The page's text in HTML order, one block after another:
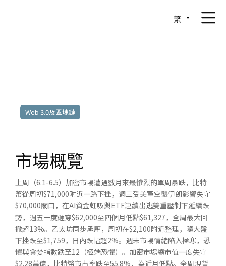
繁
Web 3.0及區塊鏈
市場概覽
上周（6.1-6.5）加密市場遭遇數月來最慘烈的單周暴跌，比特
幣從周初$71,000附近一路下挫，週三受美軍空襲伊朗影響失守
$70,000關口，在AI資金虹吸與ETF連續出逃雙重壓制下延續跌
勢，週五一度砸穿$62,000至四個月低點$61,327，全周最大回
撤超13%。乙太坊同步承壓，周初在$2,100附近整理，隨大盤
下挫跌至$1,759，日內跌幅超2%。週末市場情緒陷入極寒，恐
懼與貪婪指數跌至12（極端恐懼）。加密市場總市值一度失守
$2.28萬億，比特幣市占率跌至55.8%，為近月低點。全周現貨